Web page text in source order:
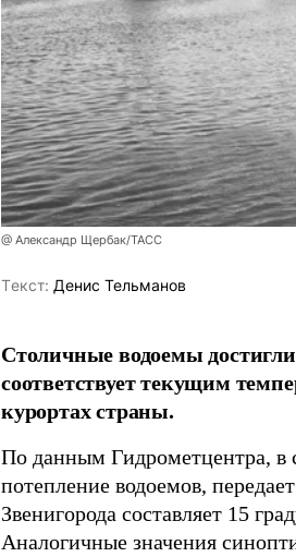
@ Александр Щербак/ТАСС
Tекст: Денис Тельманов
Столичные водоемы
соответствует текущим
курортах страны.
По данным Гидрометцентра, в
потепление водоемов, передает
Звенигорода составляет 15
Аналогичные значения